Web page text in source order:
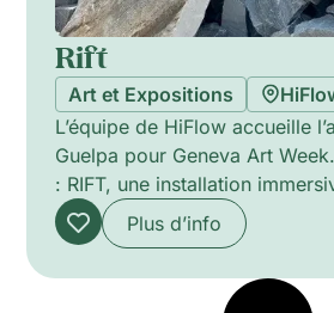
Rift
Art et Expositions
L’équipe de HiFlow accueille
Guelpa pour Geneva Art
: RIFT, une installation
une performance sonore ; et
exploratoire. Séverin Guelpa
public dans un crépuscule
Plus d’info